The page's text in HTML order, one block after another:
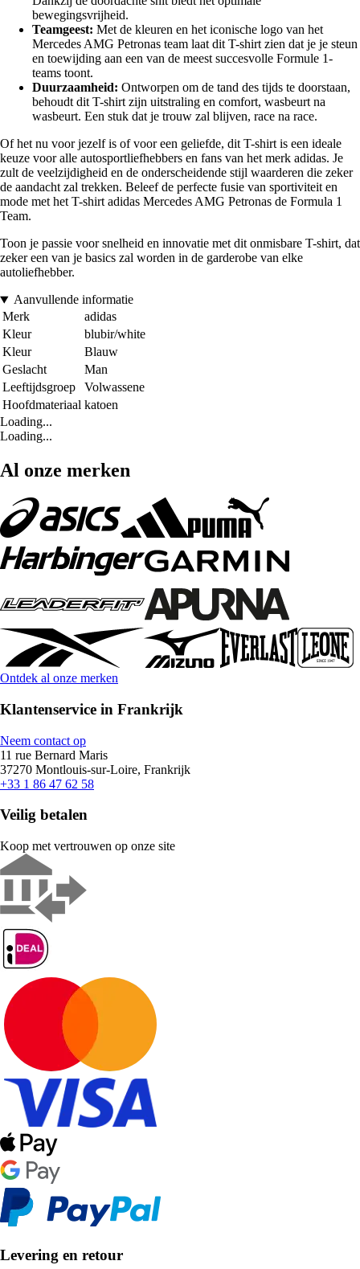
bewegingsvrijheid.
Teamgeest: Met de kleuren en het iconische logo van het
Mercedes AMG Petronas team laat dit T-shirt zien dat je je steun
en toewijding aan een van de meest succesvolle Formule 1-
teams toont.
Duurzaamheid: Ontworpen om de tand des tijds te doorstaan,
behoudt dit T-shirt zijn uitstraling en comfort, wasbeurt na
wasbeurt. Een stuk dat je trouw zal blijven, race na race.
Of het nu voor jezelf is of voor een geliefde, dit T-shirt is een ideale
keuze voor alle autosportliefhebbers en fans van het merk adidas. Je
zult de veelzijdigheid en de onderscheidende stijl waarderen die zeker
de aandacht zal trekken. Beleef de perfecte fusie van sportiviteit en
mode met het T-shirt adidas Mercedes AMG Petronas de Formula 1
Team.
Toon je passie voor snelheid en innovatie met dit onmisbare T-shirt, dat
zeker een van je basics zal worden in de garderobe van elke
autoliefhebber.
Aanvullende informatie
Merk
adidas
Kleur
blubir/white
Kleur
Blauw
Geslacht
Man
Leeftijdsgroep
Volwassene
Hoofdmateriaal katoen
Loading...
Loading...
Al onze merken
Ontdek al onze merken
Klantenservice in Frankrijk
Neem contact op
11 rue Bernard Maris
37270 Montlouis-sur-Loire, Frankrijk
+33 1 86 47 62 58
Veilig betalen
Koop met vertrouwen op onze site
Levering en retour